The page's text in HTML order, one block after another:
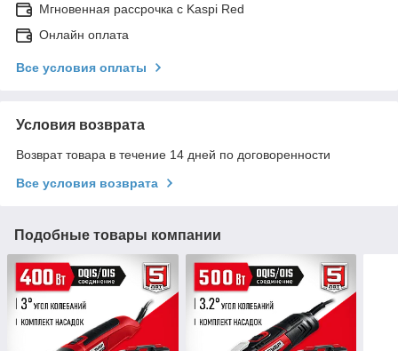
Мгновенная рассрочка с Kaspi Red
Онлайн оплата
Все условия оплаты
Условия возврата
Возврат товара в течение 14 дней по договоренности
Все условия возврата
Подобные товары компании